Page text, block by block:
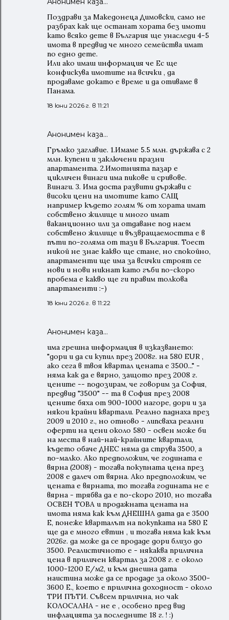
Поздрави за Македонеца Димовски, само не
разбрах как ще останат хората без имоти
като всяко дете в България ще унаследи 4-5
имота в предвид че много семейства имат
по едно дете.
Или ако имаш информация че Ес ще
конфискува имотите на всички , да
продаваме докато е време и да отиваме в
Панама.
18 юни 2026 г. в 11:21
Анонимен каза…
Гръмко заглавие. 1.Имаме 5.5 млн. държава с 2
млн. купени и заключени празни
апартамента. 2.Имотнията пазар е
цикличен винаги има пикове и сривове.
Винаги. 3. Има доста развити държави с
високи цени на имотите като САЩ
например където голям % от хората имат
собствено жилище и много имат
ваканционно или за отдаване под наем
собствено жилище и възвращаемостта е в
пъти по-голяма от тази в България. Тоест
никой не знае какво ще стане, но спокойно,
апартаменти ще има за всички строят се
нови и нови никнат като гъби по-скоро
пробема е какво ще ги правим толкова
апартаменти :-)
18 юни 2026 г. в 11:22
Анонимен каза…
има грешна информация в изказването:
"дори и да си купил през 2008г. на 580 EUR ,
ако сега в твоя квартал цената е 3500..." -
няма как да е вярно, защото през 2008 г.
цените -- подозирам, че говорим за София,
предвид "3500" -- та в София през 2008
цените бяха от 900-1000 нагоре, дори и за
някои крайни квартали. Реално паднаха през
2009 и 2010 г., но отново - липсваха реални
оферти на цени около 580 - освен може би
на места в най-най-крайните квартали,
където обаче ДНЕС няма да струва 3500, а
по-малко. Ако предположим, че годината е
вярна (2008) - тогава покупната цена през
2008 е далеч от вярна. Ако предположим, че
цената е вярната, то тогава годината не е
вярна - трябва да е по-скоро 2010, но тогава
ОСВЕН ТОВА и продажната цената на
имота няма как към ДНЕШНА дата да е 3500
Е, понеже кварталът на покупката на 580 Е
ще да е много евтин , и тогава няма как към
2026г. да може да се продаде дори близо до
3500. Реалистичното е - някаква прилична
цена в приличен квартал за 2008 г. е около
1000-1200 Е/м2, и към днешна дата
наистина може да се продаде за около 3500-
3600 Е., което е прилична доходност - около
ТРИ ПЪТИ. Съвсем прилична, но чак
КОЛОСАЛНА - не е , особено пред вид
инфлацията за последните 18 г. ! :)